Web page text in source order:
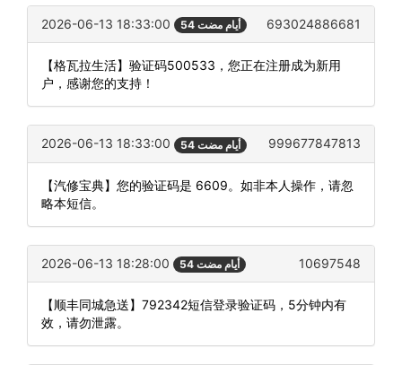
2026-06-13 18:33:00 54 أيام مضت 693024886681
【格瓦拉生活】验证码500533，您正在注册成为新用
户，感谢您的支持！
2026-06-13 18:33:00 54 أيام مضت 999677847813
【汽修宝典】您的验证码是 6609。如非本人操作，请忽
略本短信。
2026-06-13 18:28:00 54 أيام مضت 10697548
【顺丰同城急送】792342短信登录验证码，5分钟内有
效，请勿泄露。